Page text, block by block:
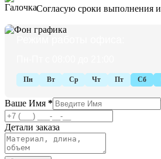
Ваше Имя *
Детали заказа
Согласую сроки выполнения и
Пн Вт Ср Чт Пт Сб